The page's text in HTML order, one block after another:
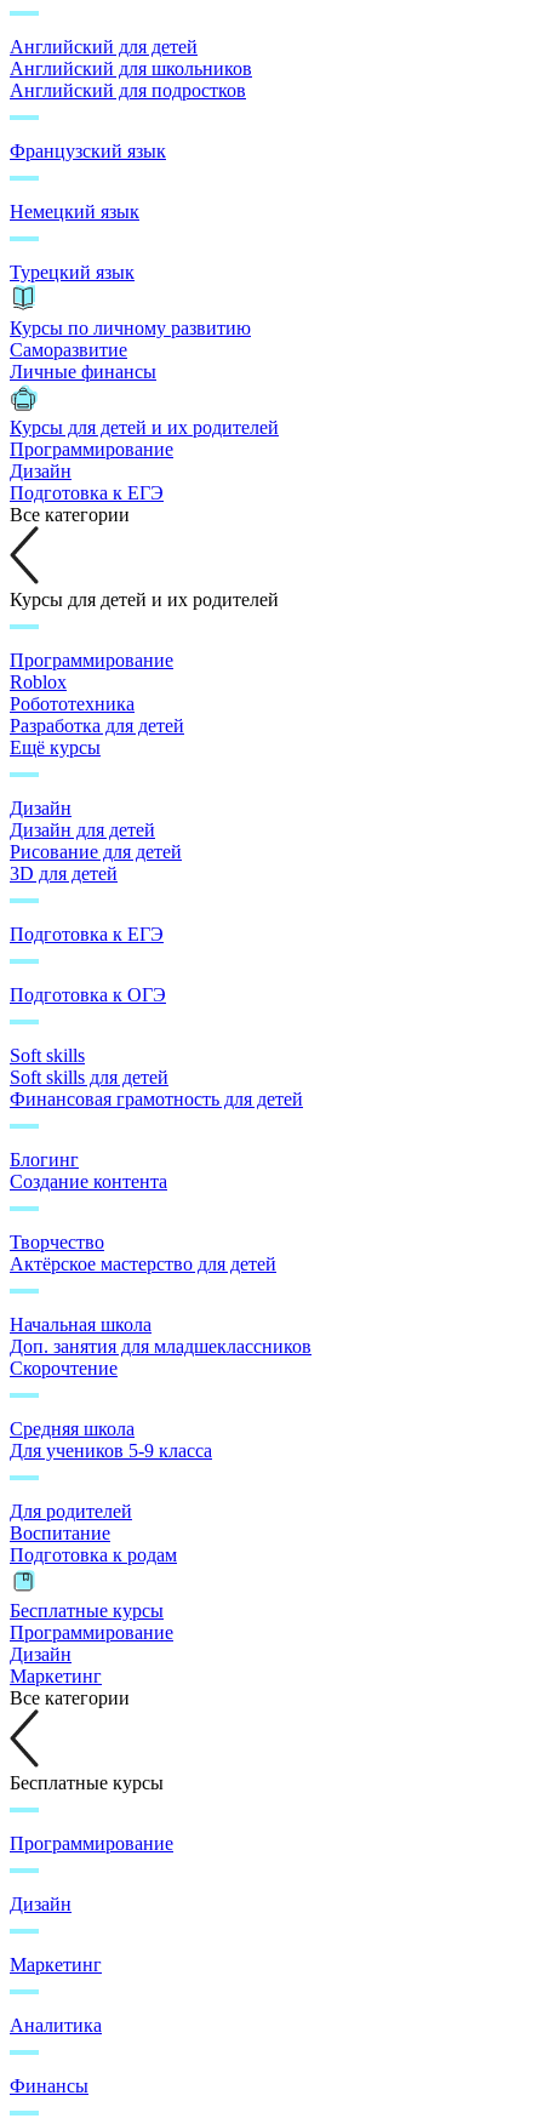
Английский для детей
Английский для школьников
Английский для подростков
Французский язык
Немецкий язык
Турецкий язык
Курсы по личному развитию
Саморазвитие
Личные финансы
Курсы для детей и их родителей
Программирование
Дизайн
Подготовка к ЕГЭ
Все категории
Курсы для детей и их родителей
Программирование
Roblox
Робототехника
Разработка для детей
Ещё курсы
Дизайн
Дизайн для детей
Рисование для детей
3D для детей
Подготовка к ЕГЭ
Подготовка к ОГЭ
Soft skills
Soft skills для детей
Финансовая грамотность для детей
Блогинг
Создание контента
Творчество
Актёрское мастерство для детей
Начальная школа
Доп. занятия для младшеклассников
Скорочтение
Средняя школа
Для учеников 5-9 класса
Для родителей
Воспитание
Подготовка к родам
Бесплатные курсы
Программирование
Дизайн
Маркетинг
Все категории
Бесплатные курсы
Программирование
Дизайн
Маркетинг
Аналитика
Финансы